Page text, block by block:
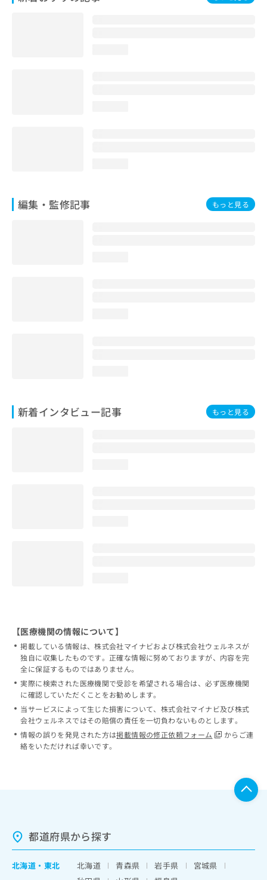
編集・監修記事 もっと見る
新着インタビュー記事 もっと見る
【医療機関の情報について】
掲載している情報は、株式会社マイナビおよび株式会社ウェルネスが
独自に収集したものです。正確な情報に努めておりますが、内容を完
全に保証するものではありません。
実際に検索された医療機関で受診を希望される場合は、必ず医療機関
に確認していただくことをお勧めします。
当サービスによって生じた損害について、株式会社マイナビ及び株式
会社ウェルネスではその賠償の責任を一切負わないものとします。
情報の誤りを発見された方は掲載情報の修正依頼フォーム
からご連
絡をいただければ幸いです。
都道府県から探す
北海道 ・ 東北 北海道 青森県 岩手県
宮城県